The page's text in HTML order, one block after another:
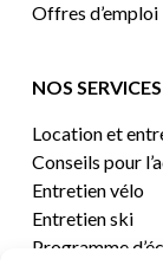
Offres d’emploi
NOS SERVICES
Location et
Conseils pour
Entretien vélo
Entretien ski
Programme